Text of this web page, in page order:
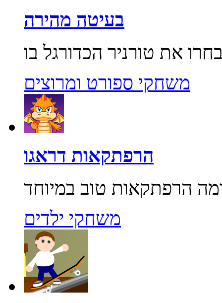
בעיטה מהירה
משחקי ספורט ומרוצים
הרפתקאות דראגו
משחקי ילדים